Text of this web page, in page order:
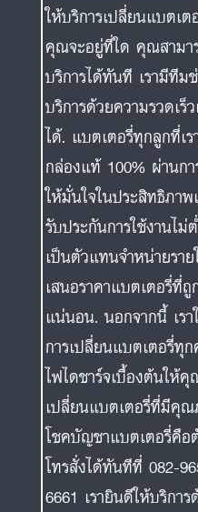
ให้บริการเปลี่ยนแบตเ
คุณจะอยู่ที่ใด คุณสามา
บริการได้ทันที เรามีที
บริการด้วยความรวดเ
ได้. แบตเตอรี่ทุกลูกที่เ
กล่องแท้ 100% ผ่านก
ให้มั่นใจในประสิทธิภ
รับประกันการใช้งานไ
เป็นตัวแทนจำหน่ายรา
เสนอราคาแบตเตอรี่ที่
แน่นอน. นอกจากนี้ เรา
การเปลี่ยนแบตเตอรี่ทุ
ไฟไดชาร์จเบื้องต้นให้
เปลี่ยนแบตเตอรี่ที่มีคุณ
โชคบัญชาแบตเตอรี่คื
โทรสั่งได้ทันทีที่ 082-
6661 เรายินดีให้บริกา